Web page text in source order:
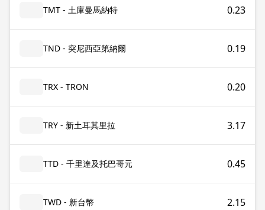
TMT - 土庫曼馬納特 0.23
TND - 突尼西亞第納爾 0.19
TRX - TRON 0.20
TRY - 新土耳其里拉 3.17
TTD - 千里達及托巴哥元 0.45
TWD - 新台幣 2.15